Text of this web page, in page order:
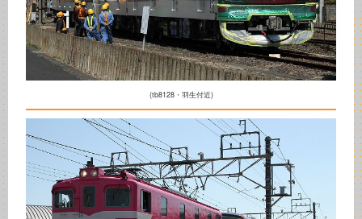
(tb8128・羽生付近)